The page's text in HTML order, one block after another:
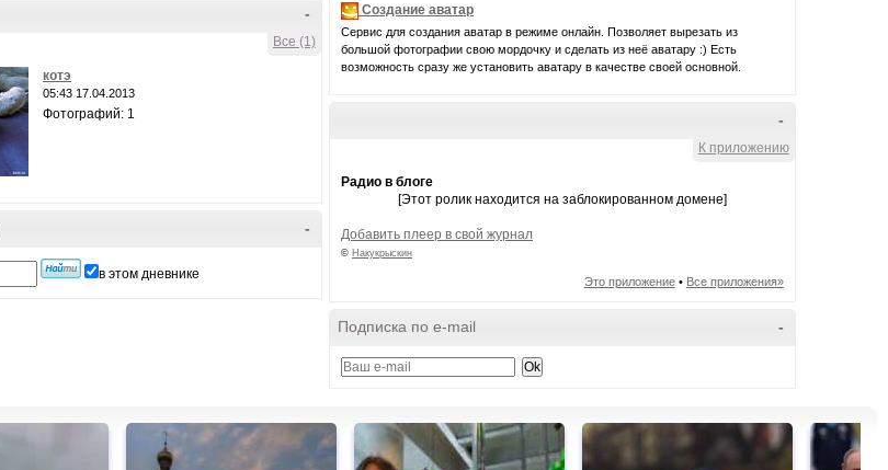
-
Все (1)
котэ
05:43 17.04.2013
Фотографий: 1
-
в этом дневнике
Создание аватар
Сервис для создания аватар в режиме онлайн. Позволяет вырезать из
большой фотографии свою мордочку и сделать из неё аватару :) Есть
возможность сразу же установить аватару в качестве своей основной.
-
К приложению
Радио в блоге
[Этот ролик находится на заблокированном домене]
Добавить плеер в свой журнал
© Накукрыскин
Это приложение• Все приложения»
-
Подписка по e-mail